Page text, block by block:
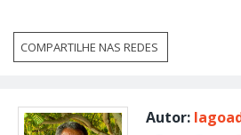
COMPARTILHE NAS REDES
Autor: